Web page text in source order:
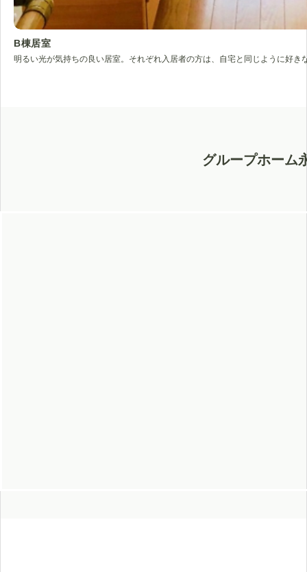
B棟居室
明るい光が気持ちの良い居室。それぞれ入居者の方は、自宅と同じように好き
グループホーム